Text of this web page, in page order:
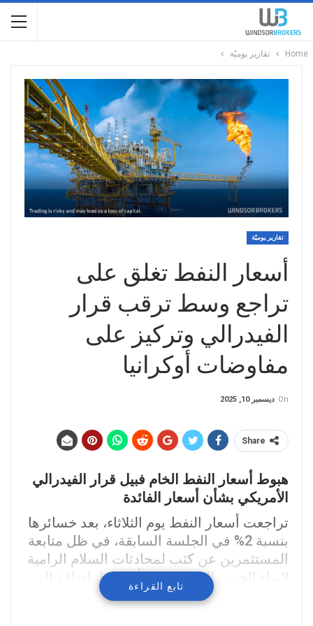
Home تقارير يوميّة
تقارير يوميّة
أسعار النفط تغلق على
تراجع وسط ترقب قرار
الفيدرالي وتركيز على
مفاوضات أوكرانيا
On ديسمبر 10, 2025
Share
هبوط أسعار النفط الخام فبيل قرار الفيدرالي
الأمريكي بشأن أسعار الفائدة
تراجعت أسعار النفط يوم الثلاثاء، بعد خسائرها
بنسبة 2% في الجلسة السابقة، في ظل متابعة
المستثمرين عن كثب لمحادثات السلام الرامية
لإنهاء الحرب الروسية في أوكرانيا، إضافة إلى
المخاوف بشأن وفرة الإمدادات واقتراب
تابع القراءة